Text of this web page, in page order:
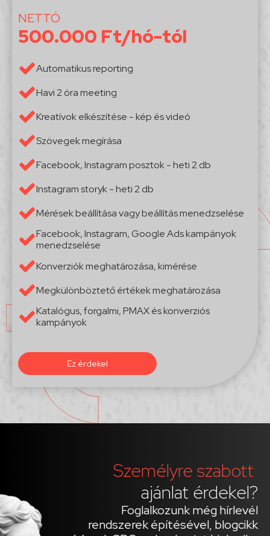
NETTÓ
500.000 Ft/hó-tól
Automatikus reporting
Havi 2 óra meeting
Kreatívok elkészítése - kép és videó
Szövegek megírása
Facebook, Instagram posztok - heti 2 db
Instagram storyk - heti 2 db
Mérések beállítása vagy beállítás menedzselése
Facebook, Instagram, Google Ads kampányok
menedzselése
Konverziók meghatározása, kimérése
Megkülönböztető értékek meghatározása
Katalógus, forgalmi, PMAX és konverziós
kampányok
Ez érdekel
Személyre szabott
ajánlat érdekel?
Foglalkozunk még hírlevél
rendszerek építésével, blogcikk